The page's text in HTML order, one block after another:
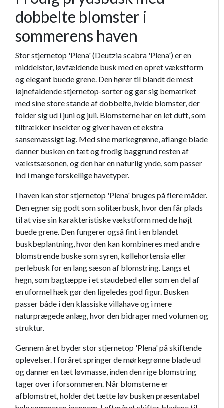
dobbelte blomster i
sommerens haven
Stor stjernetop 'Plena' (Deutzia scabra 'Plena') er en
middelstor, løvfældende busk med en opret vækstform
og elegant buede grene. Den hører til blandt de mest
iøjnefaldende stjernetop-sorter og gør sig bemærket
med sine store stande af dobbelte, hvide blomster, der
folder sig ud i juni og juli. Blomsterne har en let duft, som
tiltrækker insekter og giver haven et ekstra
sansemæssigt lag. Med sine mørkegrønne, aflange blade
danner busken en tæt og frodig baggrund resten af
vækstsæsonen, og den har en naturlig ynde, som passer
ind i mange forskellige havetyper.
I haven kan stor stjernetop 'Plena' bruges på flere måder.
Den egner sig godt som solitærbusk, hvor den får plads
til at vise sin karakteristiske vækstform med de højt
buede grene. Den fungerer også fint i en blandet
buskbeplantning, hvor den kan kombineres med andre
blomstrende buske som syren, køllehortensia eller
perlebusk for en lang sæson af blomstring. Langs et
hegn, som bagtæppe i et staudebed eller som en del af
en uformel hæk gør den ligeledes god figur. Busken
passer både i den klassiske villahave og i mere
naturprægede anlæg, hvor den bidrager med volumen og
struktur.
Gennem året byder stor stjernetop 'Plena' på skiftende
oplevelser. I foråret springer de mørkegrønne blade ud
og danner en tæt løvmasse, inden den rige blomstring
tager over i forsommeren. Når blomsterne er
afblomstret, holder det tætte løv busken præsentabel